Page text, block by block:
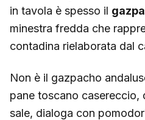
in tavola è spesso il
minestra fredda che
contadina rielaborata dal
Non è il gazpacho
pane toscano casereccio,
sale, dialoga con